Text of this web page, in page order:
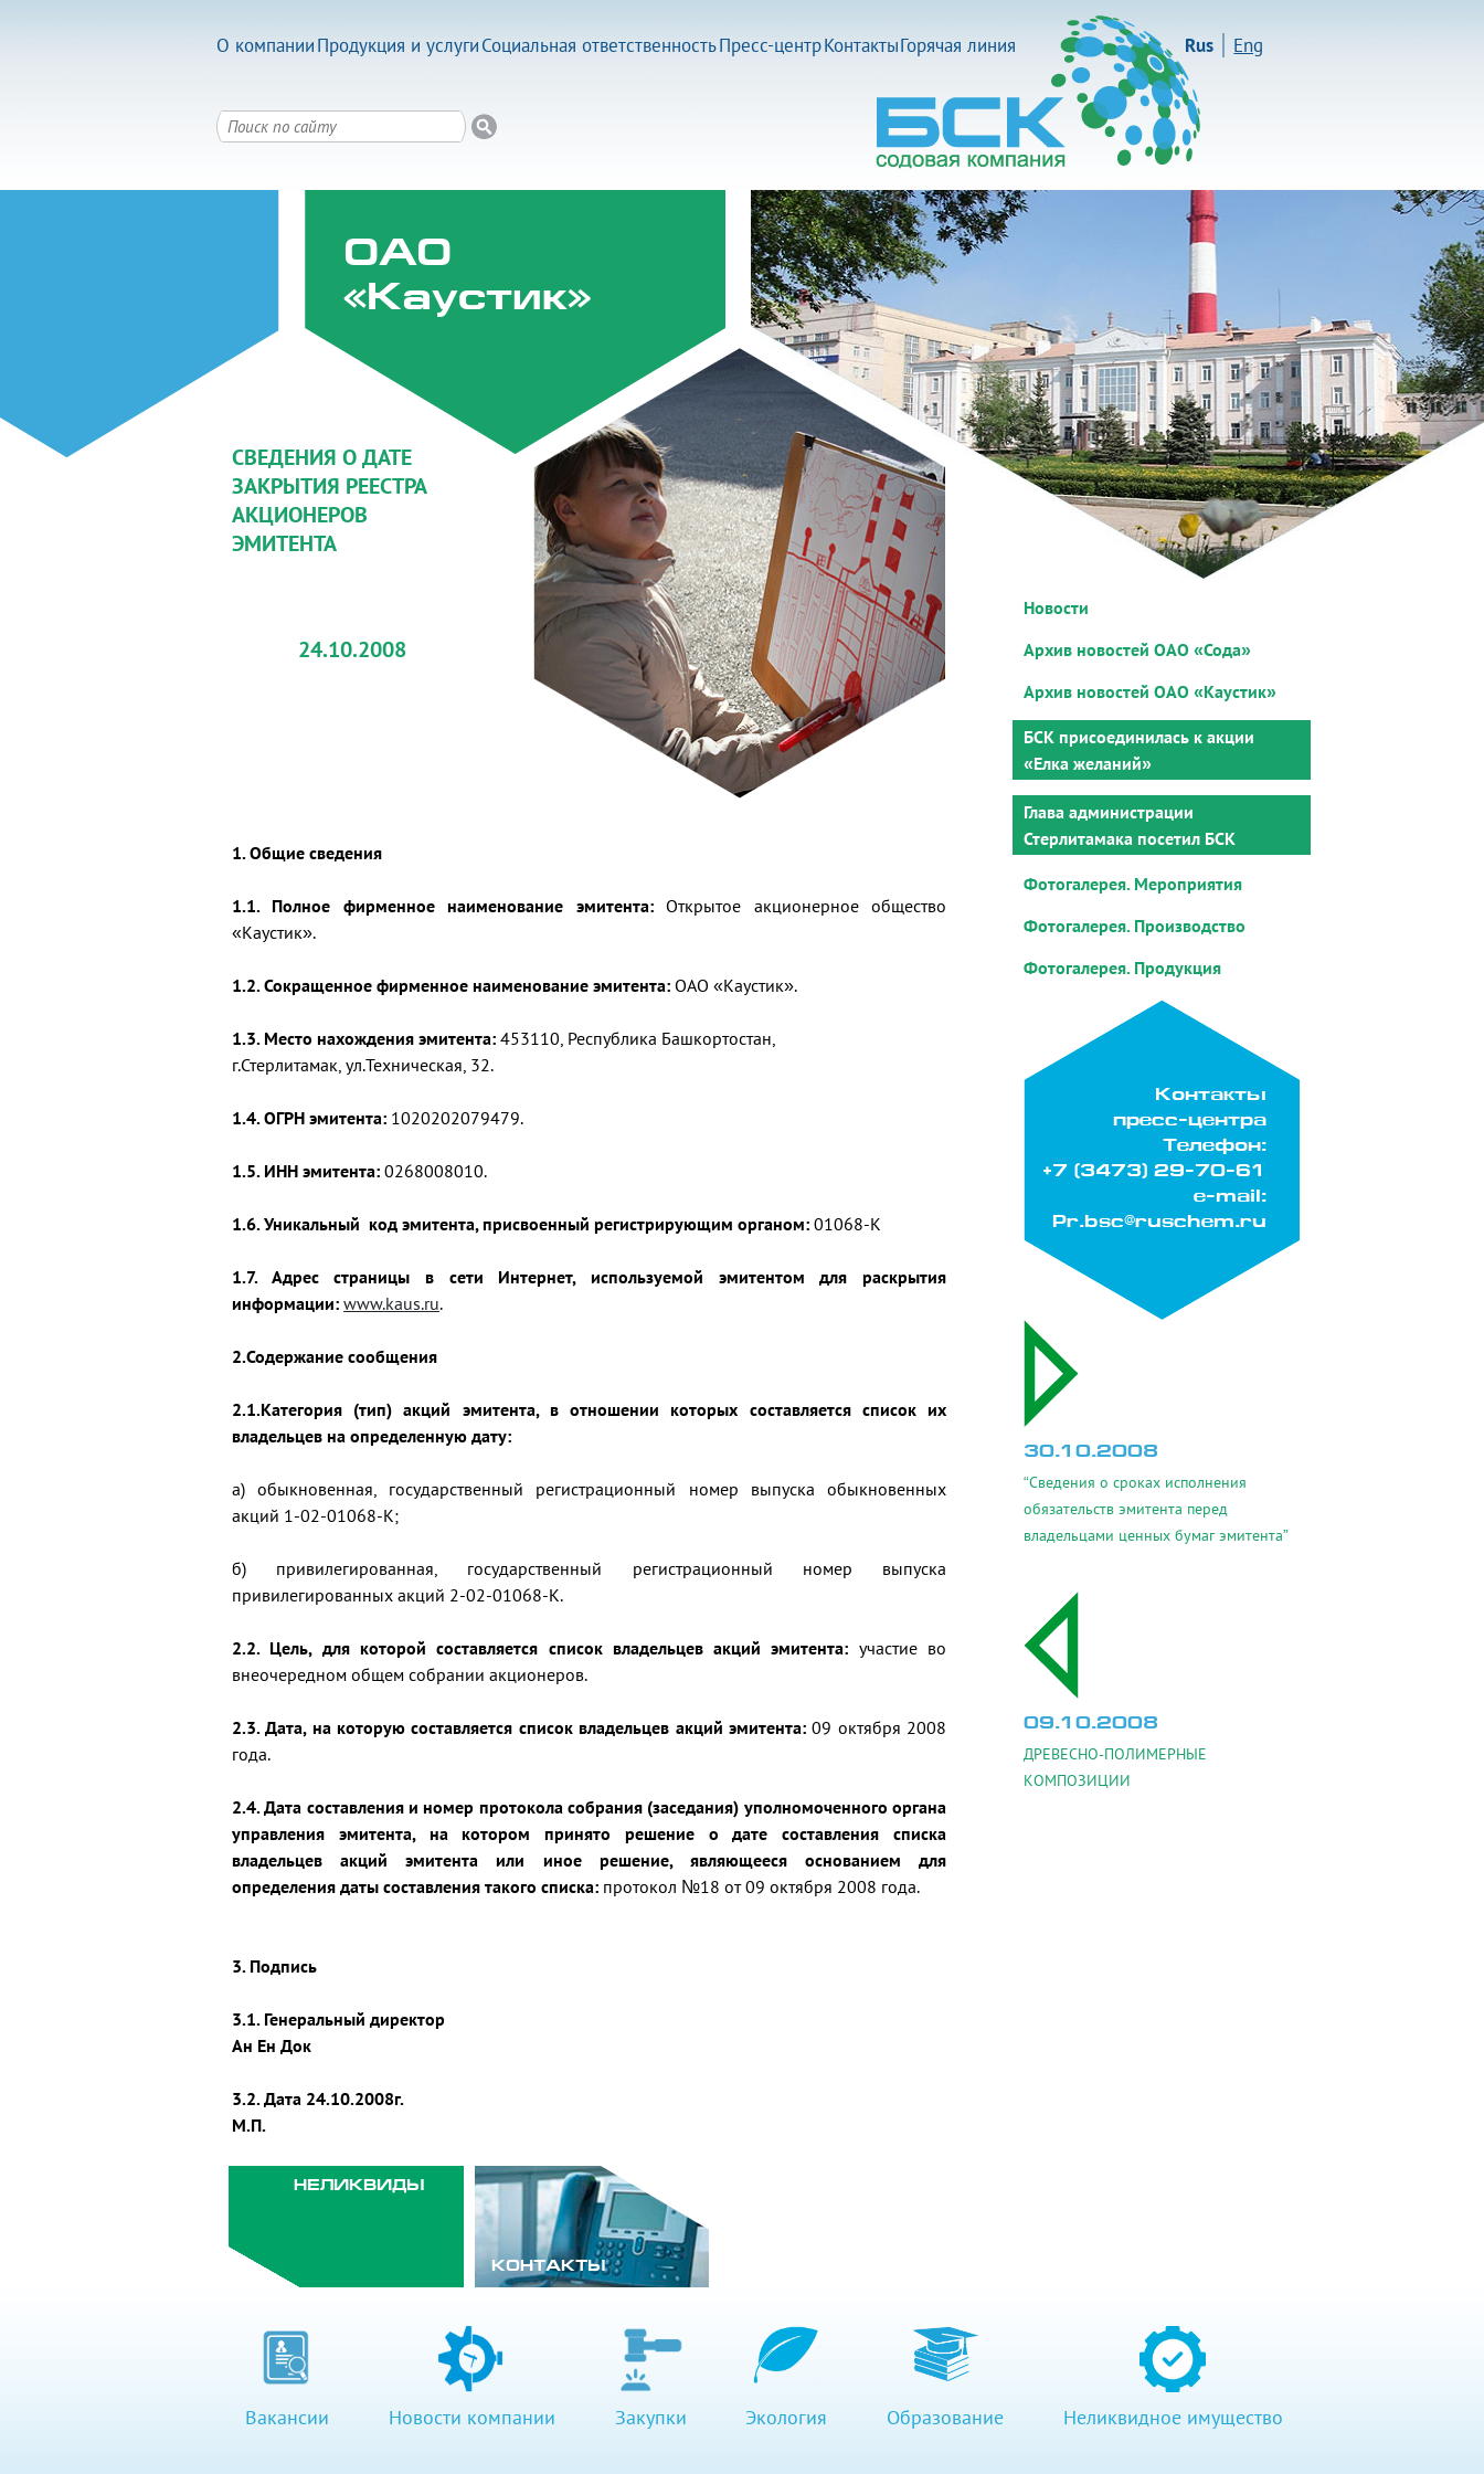
О компанииПродукция и услугиСоциальная ответственностьПресс-центрКонтактыГорячая линия Rus Eng
ОАО
«Каустик»
СВЕДЕНИЯ О ДАТЕ
ЗАКРЫТИЯ РЕЕСТРА
АКЦИОНЕРОВ
ЭМИТЕНТА
24.10.2008
1. Общие сведения
1.1. Полное фирменное наименование эмитента:Открытое акционерное общество
«Каустик».
1.2. Сокращенное фирменное наименование эмитента: ОАО «Каустик».
1.3. Место нахождения эмитента: 453110, Республика Башкортостан,
г.Стерлитамак, ул.Техническая, 32.
1.4. ОГРН эмитента: 1020202079479.
1.5. ИНН эмитента: 0268008010.
1.6. Уникальный код эмитента, присвоенный регистрирующим органом: 01068-К
1.7. Адрес страницы в сети Интернет, используемой эмитентом для раскрытия
информации: www.kaus.ru.
2.Содержание сообщения
2.1.Категория (тип) акций эмитента, в отношении которых составляется список их
владельцев на определенную дату:
а) обыкновенная, государственный регистрационный номер выпуска обыкновенных
акций 1-02-01068-К;
б) привилегированная, государственный регистрационный номер выпуска
привилегированных акций 2-02-01068-К.
2.2. Цель, для которой составляется список владельцев акций эмитента: участие во
внеочередном общем собрании акционеров.
2.3. Дата, на которую составляется список владельцев акций эмитента:09 октября 2008
года.
2.4. Дата составления и номер протокола собрания (заседания) уполномоченного органа
управления эмитента, на котором принято решение о дате составления списка
владельцев акций эмитента или иное решение, являющееся основанием для
определения даты составления такого списка: протокол №18 от 09 октября 2008 года.
3. Подпись
3.1. Генеральный директор
Ан Ен Док
3.2. Дата 24.10.2008г.
М.П.
Новости
Архив новостей ОАО «Сода»
Архив новостей ОАО «Каустик»
БСК присоединилась к акции
«Елка желаний»
Глава администрации
Стерлитамака посетил БСК
Фотогалерея. Мероприятия
Фотогалерея. Производство
Фотогалерея. Продукция
Контакты
пресс-центра
Телефон:
+7 (3473) 29-70-61
e-mail:
Pr.bsc@ruschem.ru
30.10.2008
“Сведения о сроках исполнения
обязательств эмитента перед
владельцами ценных бумаг эмитента”
09.10.2008
ДРЕВЕСНО-ПОЛИМЕРНЫЕ
КОМПОЗИЦИИ
НЕЛИКВИДЫ
КОНТАКТЫ
Вакансии Новости компании Закупки Экология Образование Неликвидное имущество